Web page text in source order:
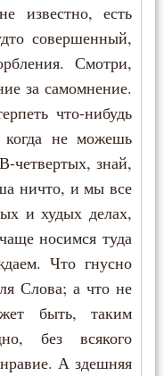
известно, есть
совершенный,
Смотри,
за самомнение.
что-нибудь
когда не можешь
четвертых, знай,
ничто, и мы все
и худых делах,
носимся туда
Что гнусно
Слова; а что не
быть, таким
без всякого
А здешняя